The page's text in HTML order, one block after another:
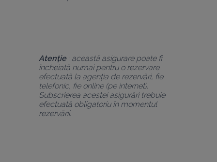
Atenție : această asigurare poate fi
încheiată numai pentru o rezervare
efectuată la agenția de rezervări, fie
telefonic, fie online (pe internet).
Subscrierea acestei asigurări trebuie
efectuată obligatoriu în momentul
rezervării.